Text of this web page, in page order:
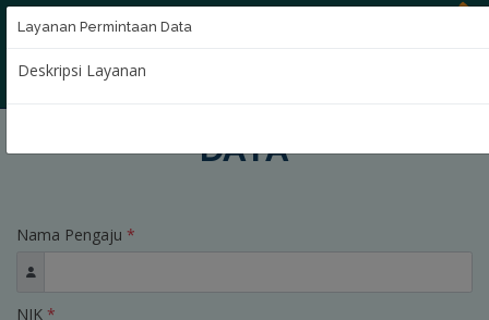
DATA
Nama Pengaju *
NIK *
Layanan Permintaan Data
Deskripsi Layanan